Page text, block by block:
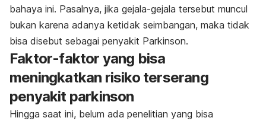
bahaya ini. Pasalnya, jika gejala-gejala tersebut muncul
bukan karena adanya ketidak seimbangan, maka tidak
bisa disebut sebagai penyakit Parkinson.
Faktor-faktor yang bisa
meningkatkan risiko terserang
penyakit parkinson
Hingga saat ini, belum ada penelitian yang bisa